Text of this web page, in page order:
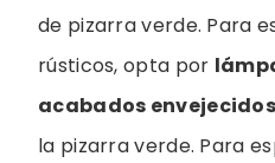
de pizarra verde. Para
rústicos, opta por
acabados envejecidos
la pizarra verde. Para